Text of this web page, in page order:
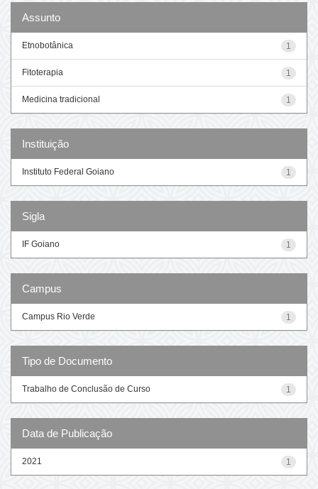
Assunto
1
Etnobotânica
1
Fitoterapia
1
Medicina tradicional
Instituição
1
Instituto Federal Goiano
Sigla
1
IF Goiano
Campus
1
Campus Rio Verde
Tipo de Documento
1
Trabalho de Conclusão de Curso
Data de Publicação
1
2021